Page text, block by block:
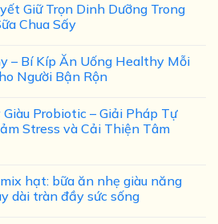
Giữ Trọn Dinh Dưỡng Trong
Chua Sấy
– Bí Kíp Ăn Uống Healthy Mỗi
Người Bận Rộn
Giàu Probiotic – Giải Pháp Tự
Stress và Cải Thiện Tâm
hạt: bữa ăn nhẹ giàu năng
dài tràn đầy sức sống